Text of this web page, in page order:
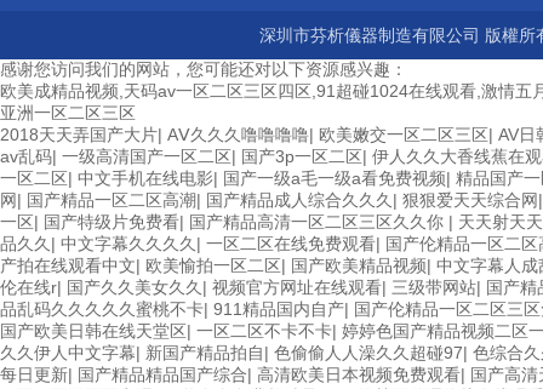
深圳市芬析儀器制造有限公司 版權
感谢您访问我们的网站，您可能还对以下资源感兴趣：
欧美成精品视频,天码av一区二区三区四区,91超碰1024在线观看,激情
亚洲一区二区三区
2018天天弄国产大片| AⅤ久久久噜噜噜噜| 欧美嫩交一区二区三区| AV日
av乱码| 一级高清国产一区二区| 国产3p一区二区| 伊人久久大香线蕉在
一区二区| 中文手机在线电影| 国产一级a毛一级a看免费视频| 精品国产
网| 国产精品一区二区高潮| 国产精品成人综合久久久 | 狠狠爱天天综合网
一区| 国产特级片免费看| 国产精品高清一区二区三区久久你 | 天天射天
品久久 | 中文字幕久久久久 | 一区二区在线免费观看| 国产伦精品一区二区
产拍在线观看中文| 欧美愉拍一区二区| 国产欧美精品视频| 中文字幕人成
伦在线r| 国产久久美女久久 | 视频官方网址在线观看| 三级带网站| 国产精
品乱码久久久久久蜜桃不卡| 911精品国内自产| 国产伦精品一区二区三
国产欧美日韩在线天堂区| 一区二区不卡不卡| 婷婷色国产精品视频二区
久久伊人中文字幕| 新国产精品拍自| 色偷偷人人澡久久超碰97| 色综合
每日更新| 国产精品精品国产综合| 高清欧美日本视频免费观看| 国产高